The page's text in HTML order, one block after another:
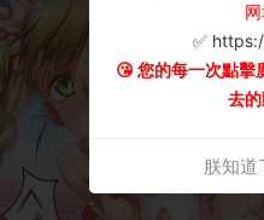
网
✅
😘 您的每一次點擊
去的
朕知道